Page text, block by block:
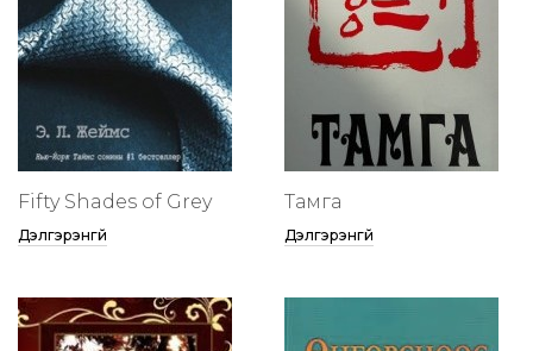
Fifty Shades of Grey
Дэлгэрэнгүй
Тамга
Дэлгэрэнгүй